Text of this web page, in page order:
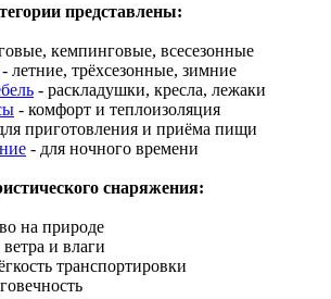
представлены:
кемпинговые, всесезонные
- летние, трёхсезонные, зимние
- раскладушки, кресла, лежаки
- комфорт и теплоизоляция
приготовления и приёма пищи
- для ночного времени
снаряжения:
на природе
и влаги
транспортировки